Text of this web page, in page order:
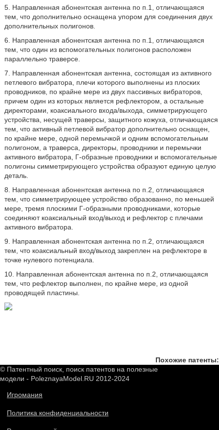
5. Направленная абонентская антенна по п.1, отличающаяся
тем, что дополнительно оснащена упором для соединения двух
дополнительных полигонов.
6. Направленная абонентская антенна по п.1, отличающаяся
тем, что один из вспомогательных полигонов расположен
параллельно траверсе.
7. Направленная абонентская антенна, состоящая из активного
петлевого вибратора, плечи которого выполнены из плоских
проводников, по крайне мере из двух пассивных вибраторов,
причем один из которых является рефлектором, а остальные
директорами, коаксиального входа/выхода, симметрирующего
устройства, несущей траверсы, защитного кожуха, отличающаяся
тем, что активный петлевой вибратор дополнительно оснащен,
по крайне мере, одной перемычкой и одним вспомогательным
полигоном, а траверса, директоры, проводники и перемычки
активного вибратора, Г-образные проводники и вспомогательные
полигоны симметрирующего устройства образуют единую целую
деталь.
8. Направленная абонентская антенна по п.2, отличающаяся
тем, что симметрирующее устройство образованно, по меньшей
мере, тремя плоскими Г-образными проводниками, которые
соединяют коаксиальный вход/выход и рефлектор с плечами
активного вибратора.
9. Направленная абонентская антенна по п.2, отличающаяся
тем, что коаксиальный вход/выход закреплен на рефлекторе в
точке нулевого потенциала.
10. Направленная абонентская антенна по п.2, отличающаяся
тем, что рефлектор выполнен, по крайне мере, из одной
проводящей пластины.
Похожие патенты:
© Патентный поиск, поиск патентов на полезные
модели - PoleznayaModel.RU 2012-2024
Игромания
Политика конфиденциальности